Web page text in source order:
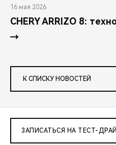
16 мая 2026
CHERY ARRIZO 8:
К СПИСКУ НОВОСТЕЙ
ЗАПИСАТЬСЯ НА ТЕСТ-